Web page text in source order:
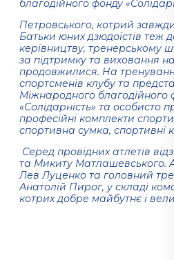
благодійного фонду
Петровського, котрий
Батьки юних дзюдоїстів теж
керівництву, тренерському
за підтримку та виховання
продовжилися. На
спортсменів клубу та
Міжнародного
«Солідарність» та особисто
професійні комплекти
спортивна сумка, спортивні
Серед провідних атлетів
та Микиту Матлашевського.
Лев Луценко та головний
Анатолій Пирог, у складі
котрих добре майбутнє і